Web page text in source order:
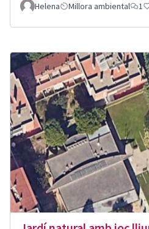
Helena Millora ambiental 1